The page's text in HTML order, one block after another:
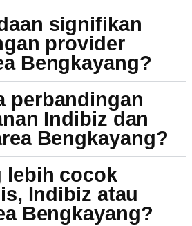
signifikan
provider
Bengkayang?
perbandingan
Indibiz dan
Bengkayang?
lebih cocok
Indibiz atau
Bengkayang?